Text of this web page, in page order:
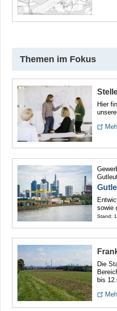
Themen im Fokus
Hier
sowie
Stand:
Die
bis